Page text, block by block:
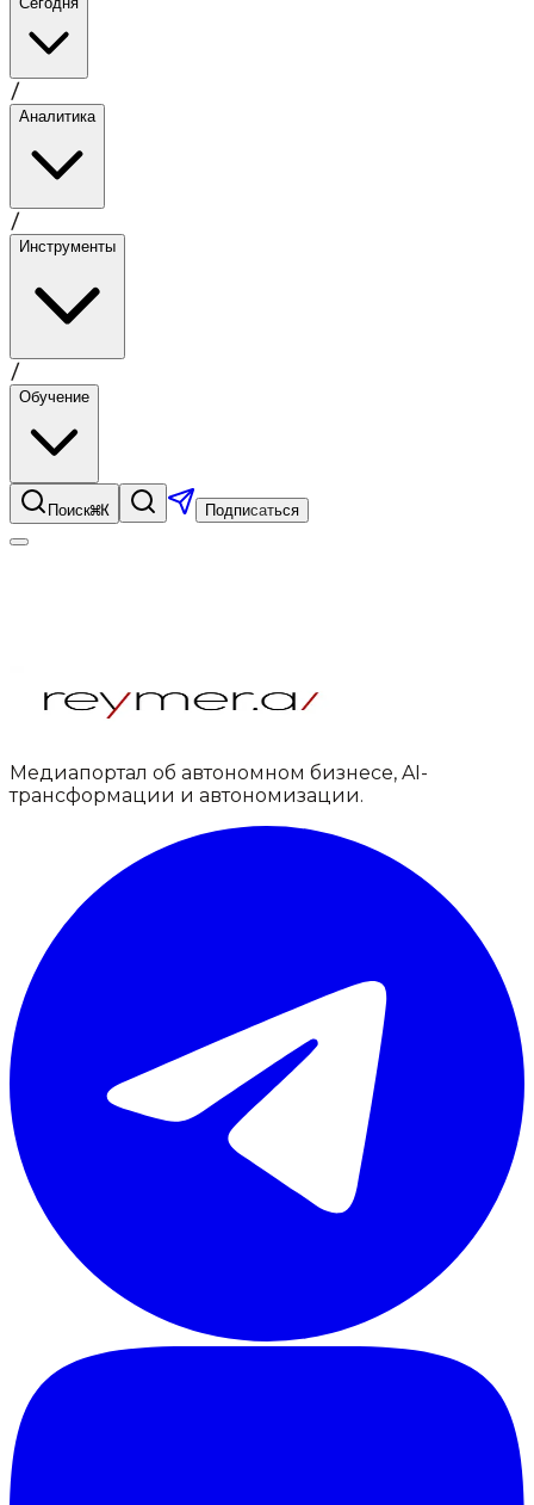
/
Аналитика
/
Инструменты
/
Обучение
Поиск⌘K Подписаться
Медиапортал об автономном бизнесе, AI-
трансформации и автономизации.